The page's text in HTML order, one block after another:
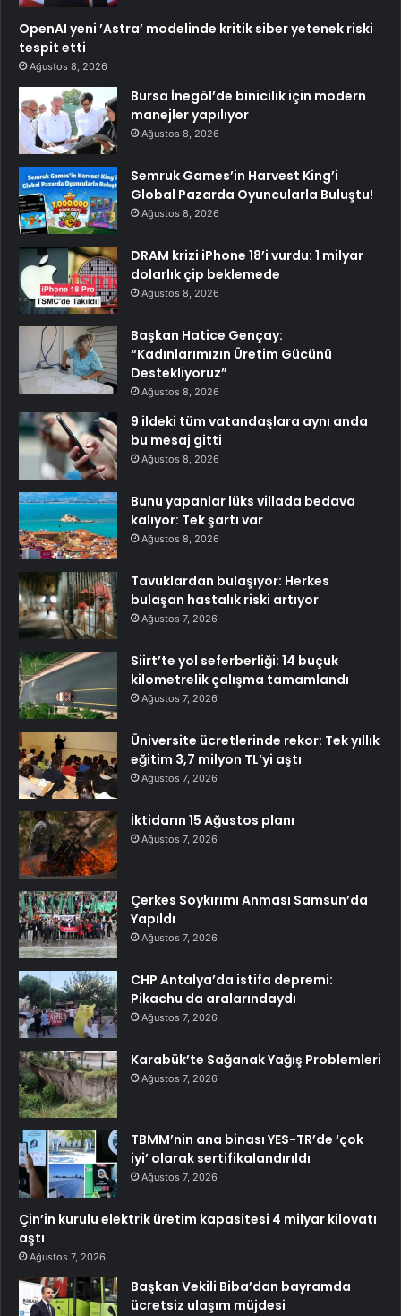
OpenAI yeni ’Astra’ modelinde kritik siber yetenek riski
tespit etti
Ağustos 8, 2026
Bursa İnegöl’de binicilik için modern
manejler yapılıyor
Ağustos 8, 2026
Semruk Games’in Harvest King’i
Global Pazarda Oyuncularla Buluştu!
Ağustos 8, 2026
DRAM krizi iPhone 18’i vurdu: 1 milyar
dolarlık çip beklemede
Ağustos 8, 2026
Başkan Hatice Gençay:
“Kadınlarımızın Üretim Gücünü
Destekliyoruz”
Ağustos 8, 2026
9 ildeki tüm vatandaşlara aynı anda
bu mesaj gitti
Ağustos 8, 2026
Bunu yapanlar lüks villada bedava
kalıyor: Tek şartı var
Ağustos 8, 2026
Tavuklardan bulaşıyor: Herkes
bulaşan hastalık riski artıyor
Ağustos 7, 2026
Siirt’te yol seferberliği: 14 buçuk
kilometrelik çalışma tamamlandı
Ağustos 7, 2026
Üniversite ücretlerinde rekor: Tek yıllık
eğitim 3,7 milyon TL’yi aştı
Ağustos 7, 2026
İktidarın 15 Ağustos planı
Ağustos 7, 2026
Çerkes Soykırımı Anması Samsun’da
Yapıldı
Ağustos 7, 2026
CHP Antalya’da istifa depremi:
Pikachu da aralarındaydı
Ağustos 7, 2026
Karabük’te Sağanak Yağış Problemleri
Ağustos 7, 2026
TBMM’nin ana binası YES-TR’de ‘çok
iyi’ olarak sertifikalandırıldı
Ağustos 7, 2026
Çin’in kurulu elektrik üretim kapasitesi 4 milyar kilovatı
aştı
Ağustos 7, 2026
Başkan Vekili Biba’dan bayramda
ücretsiz ulaşım müjdesi